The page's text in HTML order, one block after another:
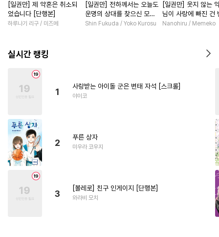
[일권만] 제 약혼은 취소되
었습니다 [단행본]
하루나기 리구 / 미즈메
[일권만] 전하께서는 오늘도
운명의 상대를 찾으신 모양
이네요 (웃음) [단행본]
Shin Fukuda / Yoko Kurosu
[일권만] 웃지 않는
님이 사랑에 빠진 건
저인 것 같습니다 [
Nanohiru / Memeko
실시간 랭킹
1
사랑받는 아이돌 군은 변태 자석 [스크롤]
야이코
2
푸른 상자
미우라 코우지
3
[볼레로] 친구 인게이지 [단행본]
와라비 모치